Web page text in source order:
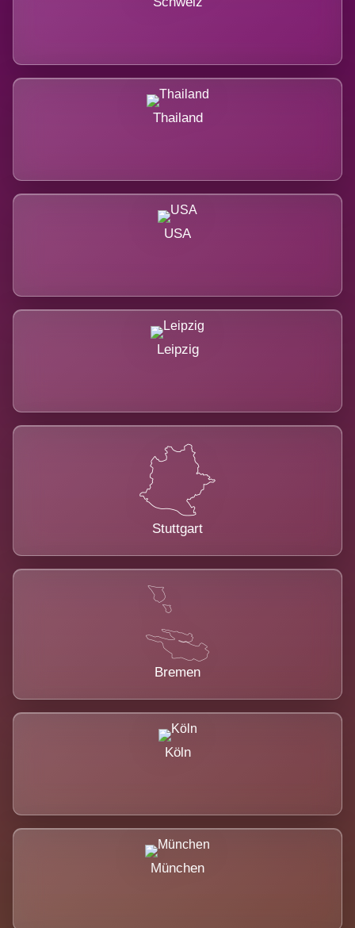
Thailand
USA
Leipzig
Stuttgart
Bremen
Köln
München